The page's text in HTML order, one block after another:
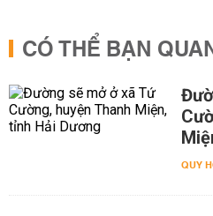
CÓ THỂ BẠN
QUY